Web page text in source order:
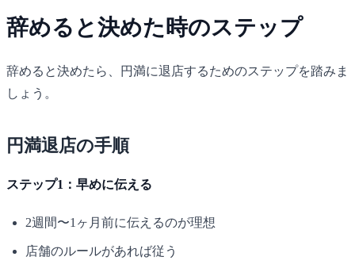
辞めると決めた時のステップ
辞めると決めたら、円満に退店するためのステップを踏みま
しょう。
円満退店の手順
ステップ1：早めに伝える
2週間〜1ヶ月前に伝えるのが理想
店舗のルールがあれば従う